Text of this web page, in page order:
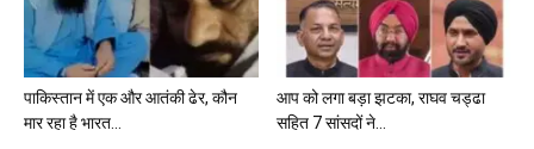
पाकिस्तान में एक और आतंकी ढेर, कौन
मार रहा है भारत...
आप को लगा बड़ा झटका, राघव चड्ढा
सहित 7 सांसदों ने...